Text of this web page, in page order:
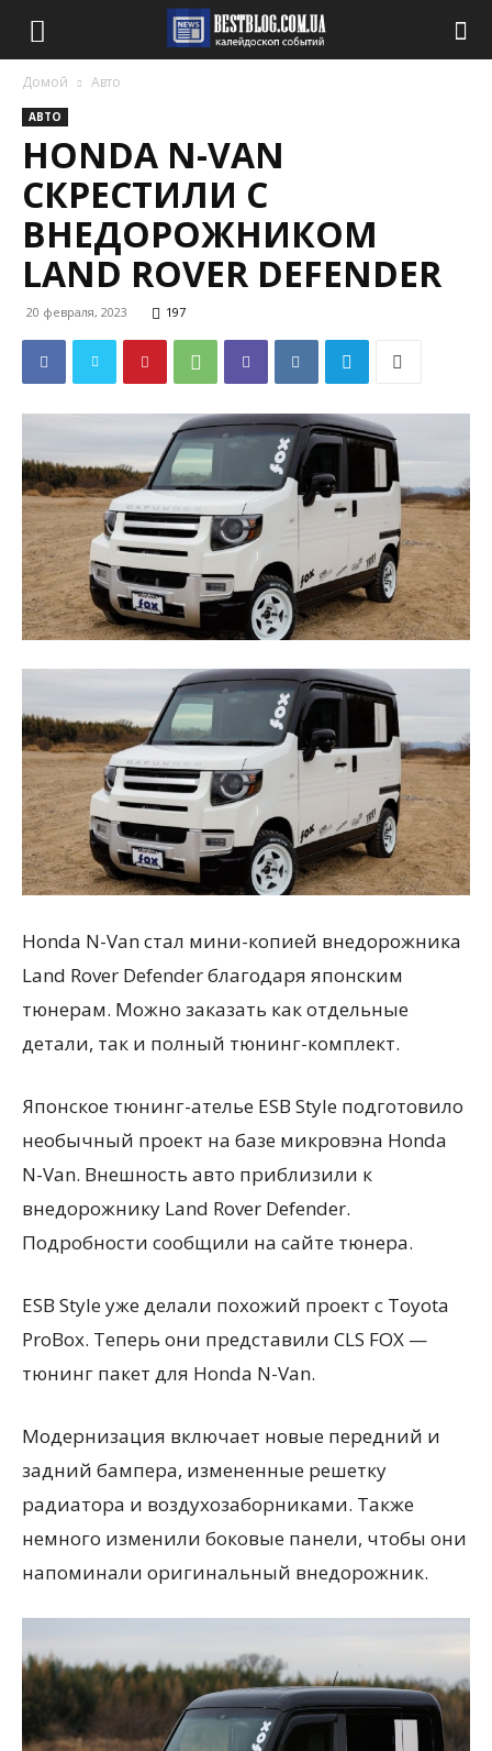
Домой Авто
АВТО
HONDA N-VAN
СКРЕСТИЛИ С
ВНЕДОРОЖНИКОМ
LAND ROVER DEFENDER
20 февраля, 2023 197
Honda N-Van стал мини-копией внедорожника
Land Rover Defender благодаря японским
тюнерам. Можно заказать как отдельные
детали, так и полный тюнинг-комплект.
Японское тюнинг-ателье ESB Style подготовило
необычный проект на базе микровэна Honda
N-Van. Внешность авто приблизили к
внедорожнику Land Rover Defender.
Подробности сообщили на сайте тюнера.
ESB Style уже делали похожий проект с Toyota
ProBox. Теперь они представили CLS FOX —
тюнинг пакет для Honda N-Van.
Модернизация включает новые передний и
задний бампера, измененные решетку
радиатора и воздухозаборниками. Также
немного изменили боковые панели, чтобы они
напоминали оригинальный внедорожник.